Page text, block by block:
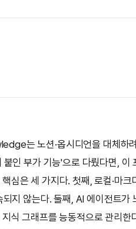
는 노션·옵시디언을 대체하
인 부가 기능'으로 다뤘다면, 이
심은 세 가지다. 첫째, 로컬·마크
지 않는다. 둘째, AI 에이전트가
식 그래프를 능동적으로 관리